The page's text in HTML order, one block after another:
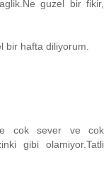
guzel bir fikir,
bir hafta diliyorum.
cok sever ve cok
gibi olamiyor.Tatli